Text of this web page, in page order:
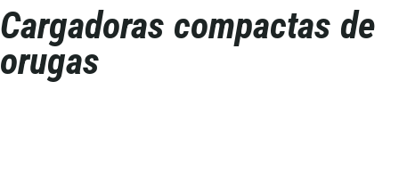
Cargadoras compactas de
orugas